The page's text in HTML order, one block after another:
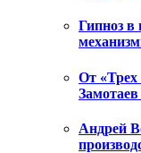
Гипноз в
От
Андрей